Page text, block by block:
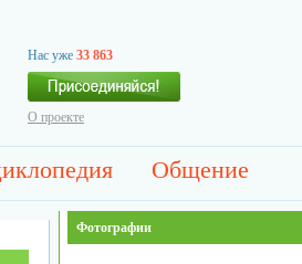
Нас уже 33 863
О проекте
Общение
Фотографии